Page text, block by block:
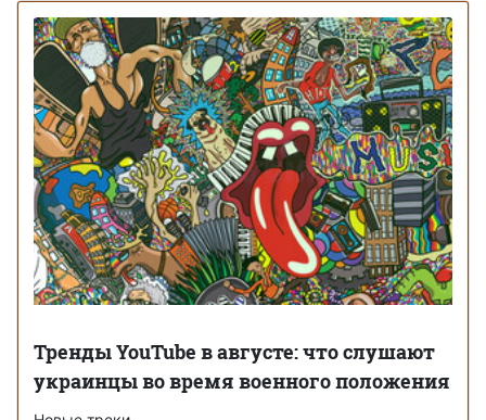
Тренды YouTube в августе: что слушают
украинцы во время военного положения